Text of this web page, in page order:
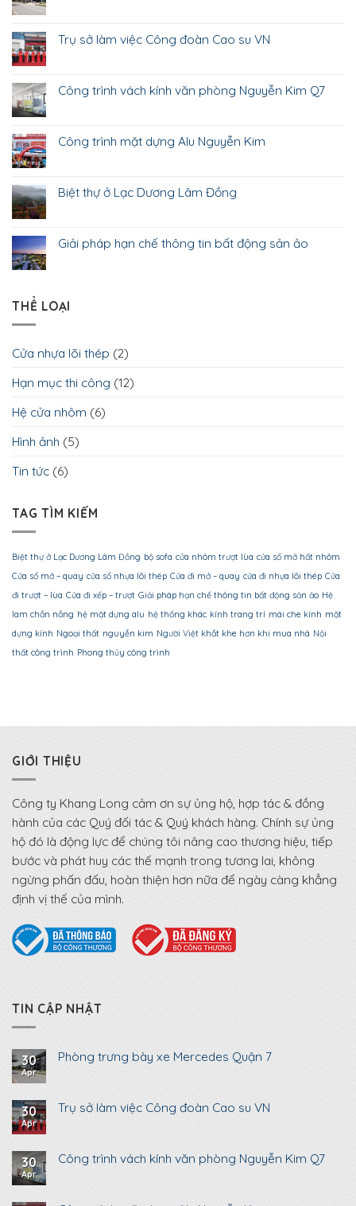
Trụ sở làm việc Công đoàn Cao su VN
Công trình vách kính văn phòng Nguyễn Kim Q7
Công trình mặt dựng Alu Nguyễn Kim
Biệt thự ở Lạc Dương Lâm Đồng
Giải pháp hạn chế thông tin bất động sản ảo
THỂ LOẠI
Cửa nhựa lõi thép (2)
Hạn mục thi công (12)
Hệ cửa nhôm (6)
Hình ảnh (5)
Tin tức (6)
TAG TÌM KIẾM
Biệt thự ở Lạc Dương Lâm Đồng bộ sofa cửa nhôm trượt lùa cửa sổ mở hất nhôm
Cửa sổ mở – quay cửa sổ nhựa lõi thép Cửa đi mở – quay cửa đi nhựa lõi thép Cửa
đi trượt – lùa Cửa đi xếp – trượt Giải pháp hạn chế thông tin bất động sản ảo Hệ
lam chắn nắng hệ mặt dựng alu hệ thống khác kính trang trí mái che kính mặt
dựng kính Ngoại thất nguyễn kim Người Việt khắt khe hơn khi mua nhà Nội
thất công trình Phong thủy công trình
GIỚI THIỆU
Công ty Khang Long cảm ơn sự ủng hộ, hợp tác & đồng
hành của các Quý đối tác & Quý khách hàng. Chính sự ủng
hộ đó là động lực để chúng tôi nâng cao thương hiệu, tiếp
bước và phát huy các thế mạnh trong tương lai, không
ngừng phấn đấu, hoàn thiện hơn nữa để ngày càng khẳng
định vị thế của mình.
TIN CẬP NHẬT
30
Apr
Phòng trưng bày xe Mercedes Quận 7
30
Apr
Trụ sở làm việc Công đoàn Cao su VN
30
Apr
Công trình vách kính văn phòng Nguyễn Kim Q7